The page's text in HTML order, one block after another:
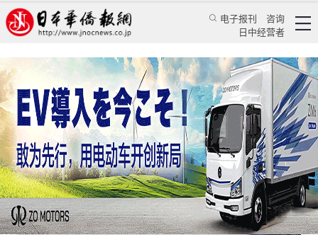
电子报刊
咨询
日中经营者
中国考生捧热高考日语的背后
《日本华侨报》记者 史宗 华人新闻 留学生活
日本华侨报网 2021/6/25 09:51:44